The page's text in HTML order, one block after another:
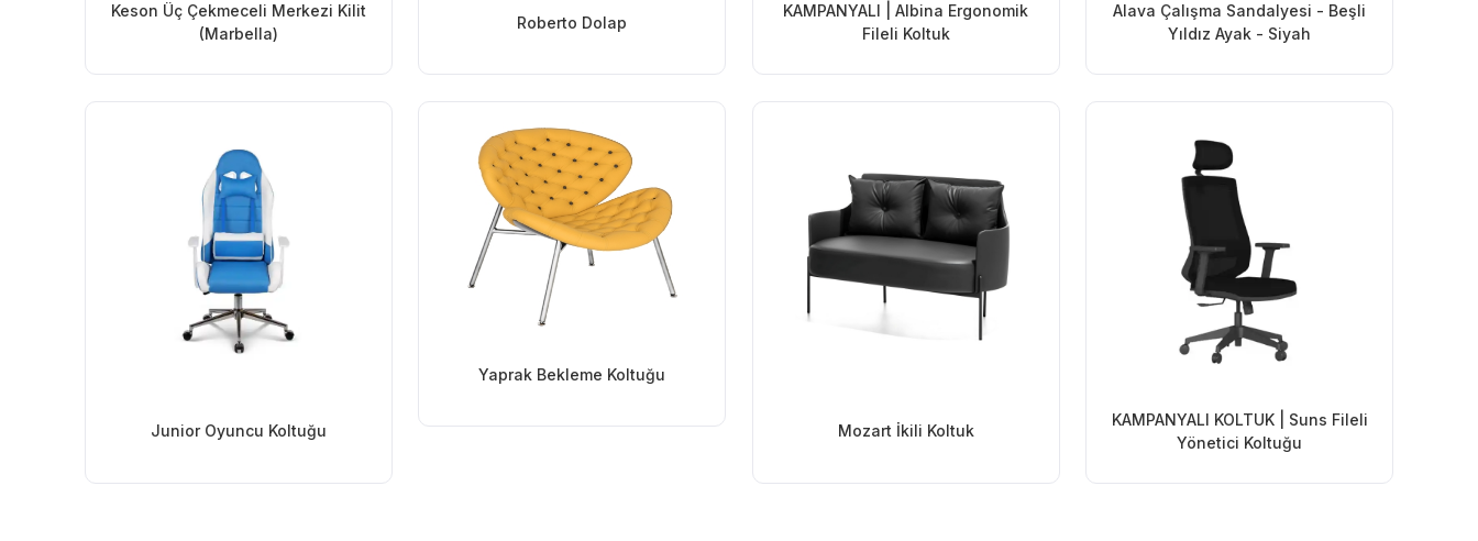
Keson Üç Çekmeceli Merkezi Kilit
(Marbella)
Roberto Dolap
KAMPANYALI | Albina Ergonomik
Fileli Koltuk
Alava Çalışma Sandalyesi - Beşli
Yıldız Ayak - Siyah
Junior Oyuncu Koltuğu
Yaprak Bekleme Koltuğu
Mozart İkili Koltuk
KAMPANYALI KOLTUK | Suns Fileli
Yönetici Koltuğu